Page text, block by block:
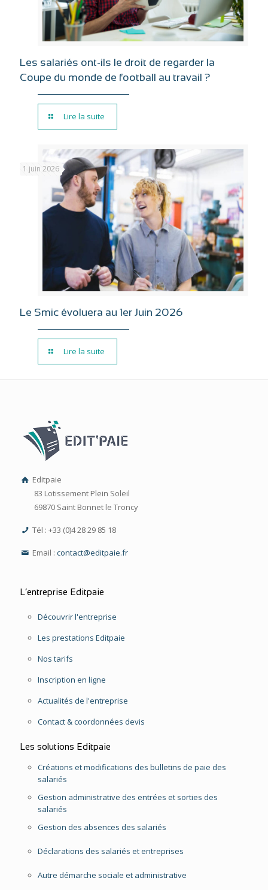
Les salariés ont-ils le droit de regarder la
Coupe du monde de football au travail ?
Lire la suite
1 juin 2026
Le Smic évoluera au 1er Juin 2026
Lire la suite
Editpaie
83 Lotissement Plein Soleil
69870 Saint Bonnet le Troncy
Tél : +33 (0)4 28 29 85 18
Email :contact@editpaie.fr
L’entreprise Editpaie
Découvrir l'entreprise
Les prestations Editpaie
Nos tarifs
Inscription en ligne
Actualités de l'entreprise
Contact & coordonnées devis
Les solutions Editpaie
Créations et modifications des bulletins de paie des
salariés
Gestion administrative des entrées et sorties des
salariés
Gestion des absences des salariés
Déclarations des salariés et entreprises
Autre démarche sociale et administrative